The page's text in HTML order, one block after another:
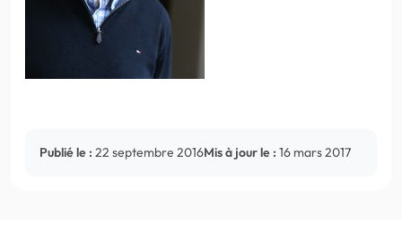
Publié le : 22 septembre 2016Mis à jour le : 16 mars 2017